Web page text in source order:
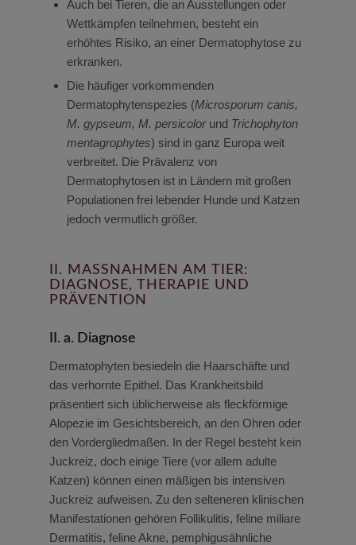
Auch bei Tieren, die an Ausstellungen oder
Wettkämpfen teilnehmen, besteht ein
erhöhtes Risiko, an einer Dermatophytose zu
erkranken.
Die häufiger vorkommenden
Dermatophytenspezies (Microsporum canis,
M. gypseum, M. persicolor und Trichophyton
mentagrophytes) sind in ganz Europa weit
verbreitet. Die Prävalenz von
Dermatophytosen ist in Ländern mit großen
Populationen frei lebender Hunde und Katzen
jedoch vermutlich größer.
II. MASSNAHMEN AM TIER: D
IAGNOSE, THERAPIE UND P
RÄVENTION
II. a. Diagnose
Dermatophyten besiedeln die Haarschäfte und
das verhornte Epithel. Das Krankheitsbild
präsentiert sich üblicherweise als fleckförmige
Alopezie im Gesichtsbereich, an den Ohren oder
den Vordergliedmaßen. In der Regel besteht kein
Juckreiz, doch einige Tiere (vor allem adulte
Katzen) können einen mäßigen bis intensiven
Juckreiz aufweisen. Zu den selteneren klinischen
Manifestationen gehören Follikulitis, feline miliare
Dermatitis, feline Akne, pemphigusähnliche